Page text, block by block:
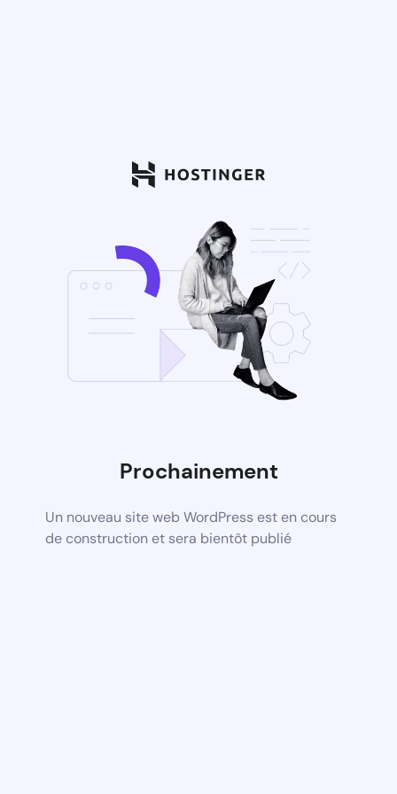
Prochainement
Un nouveau site web WordPress est en cours
de construction et sera bientôt publié